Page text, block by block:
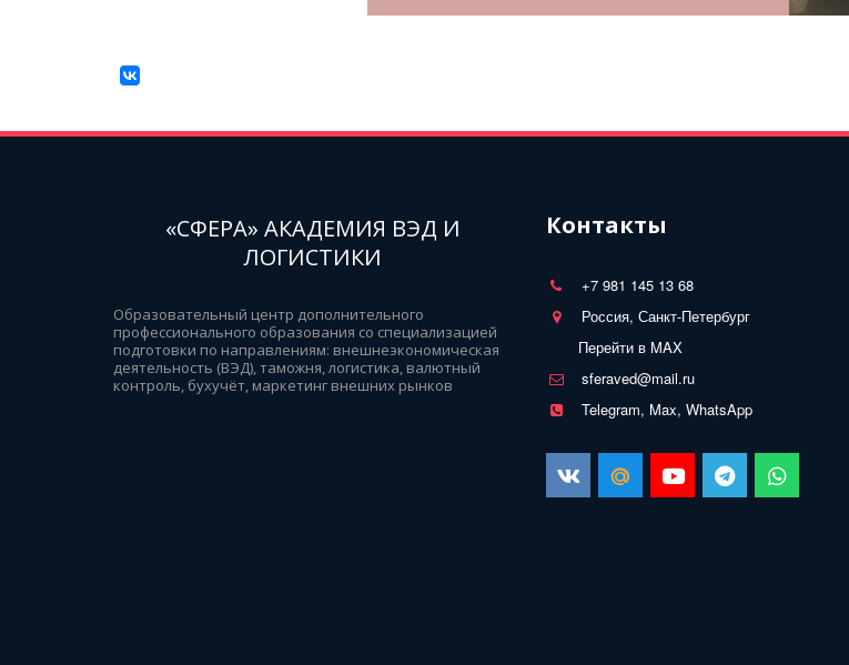
«СФЕРА» АКАДЕМИЯ ВЭД И
ЛОГИСТИКИ
Образовательный центр дополнительного
профессионального образования со специализацией
подготовки по направлениям: внешнеэкономическая
деятельность (ВЭД), таможня, логистика, валютный
контроль, бухучёт, маркетинг внешних рынков
Контакты
+7 981 145 13 68
Россия, Санкт-Петербург
Перейти в MAX
sferaved@mail.ru
Telegram, Max, WhatsApp